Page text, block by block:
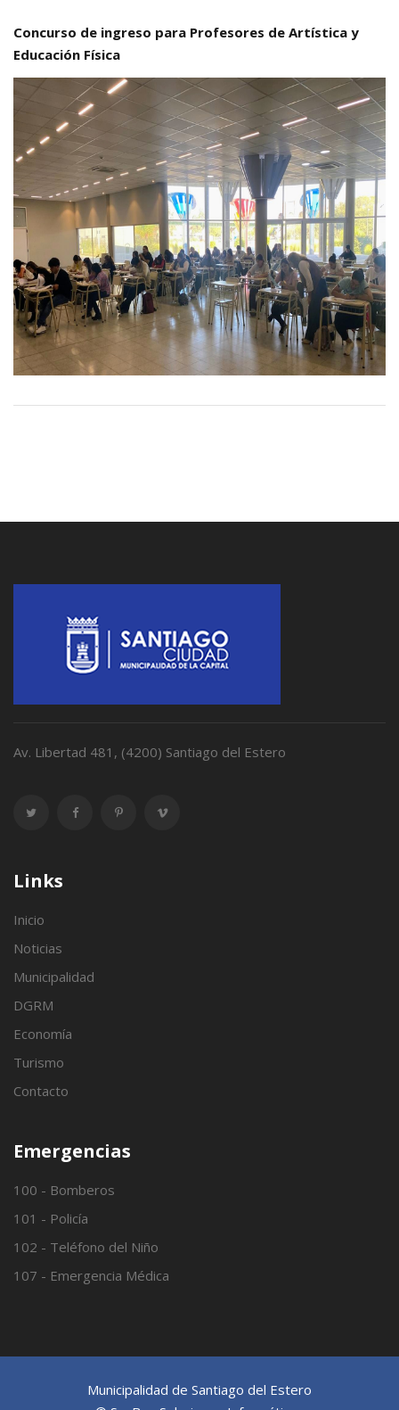
Concurso de ingreso para Profesores de Artística y
Educación Física
Av. Libertad 481, (4200) Santiago del Estero
Links
Inicio
Noticias
Municipalidad
DGRM
Economía
Turismo
Contacto
Emergencias
100 - Bomberos
101 - Policía
102 - Teléfono del Niño
107 - Emergencia Médica
Municipalidad de Santiago del Estero